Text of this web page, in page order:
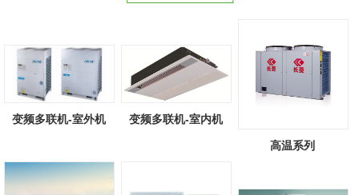
变频多联机-室外机 变频多联机-室内机
高温系列